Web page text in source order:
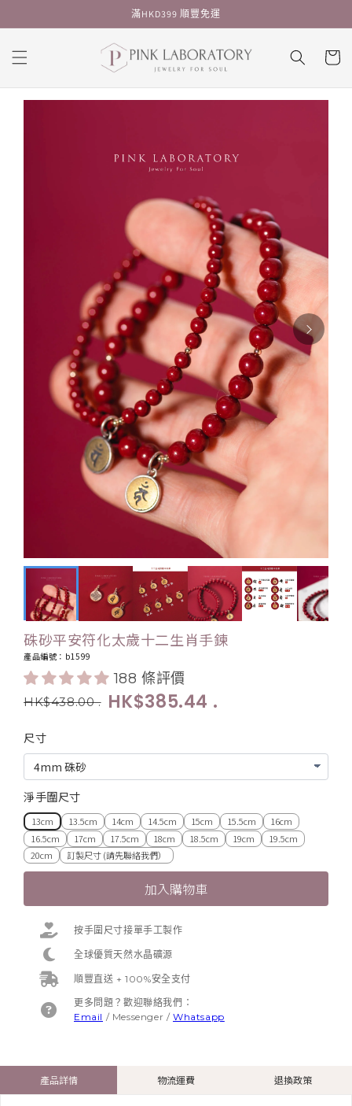
滿HKD399 順豐免運
物
硃砂平安符化太歲十二生肖手鍊
產品編號：b1599
188 條評價
HK$385.44 .
HK$438.00.
尺寸
淨手圍尺寸
13cm 13.5cm 14cm 14.5cm 15cm 15.5cm
16cm
16.5cm
17cm 17.5cm 18cm 18.5cm 19cm
19.5cm
20cm
訂製尺寸 (請先聯絡我們）
加入購物車
按手圍尺寸接單手工製作
全球優質天然水晶礦源
順豐直送 + 100%安全支付
更多問題？歡迎聯絡我們：
Email / Messenger /Whatsapp
產品詳情 物流運費 退換政策